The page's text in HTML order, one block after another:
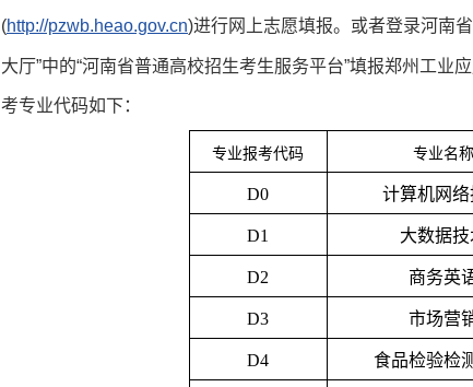
(http://pzwb.heao.gov.cn)进行网上志愿填报。或者登录河南
大厅”中的“河南省普通高校招生考生服务平台”填报郑州工
考专业代码如下：
专业报考代码 专业名称
D0 计算机网络
D1 大数据技
D2 商务英
D3 市场营
D4 食品检验检